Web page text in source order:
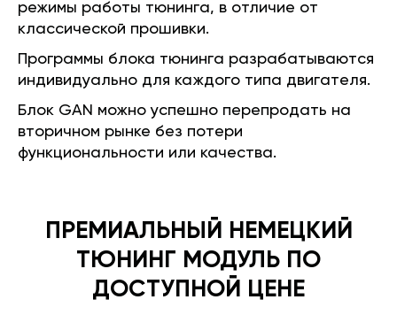
режимы работы тюнинга, в отличие от
классической прошивки.
Программы блока тюнинга разрабатываются
индивидуально для каждого типа двигателя.
Блок GAN можно успешно перепродать на
вторичном рынке без потери
функциональности или качества.
ПРЕМИАЛЬНЫЙ НЕМЕЦКИЙ
ТЮНИНГ МОДУЛЬ ПО
ДОСТУПНОЙ ЦЕНЕ